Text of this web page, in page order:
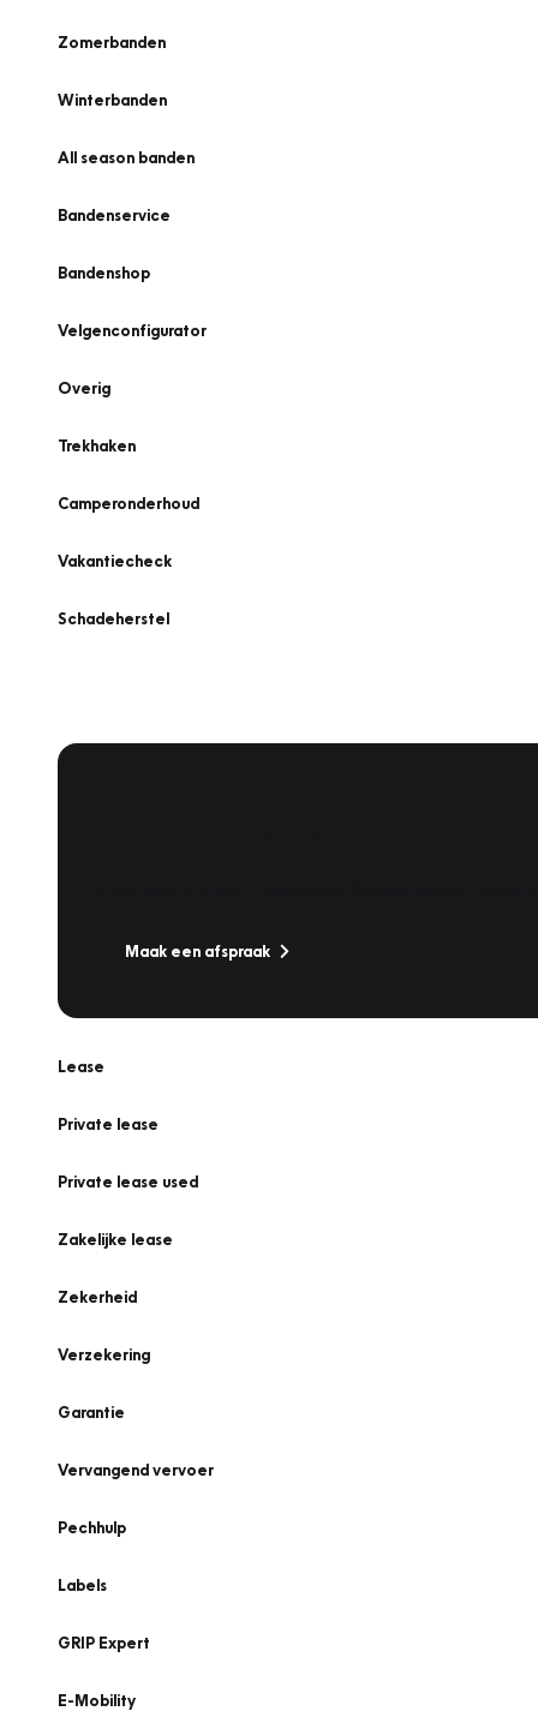
Zomerbanden
Winterbanden
All season banden
Bandenservice
Bandenshop
Velgenconfigurator
Overig
Trekhaken
Camperonderhoud
Vakantiecheck
Schadeherstel
Maak een afspraak
Lease
Private lease
Private lease used
Zakelijke lease
Zekerheid
Verzekering
Garantie
Vervangend vervoer
Pechhulp
Labels
GRIP Expert
E-Mobility